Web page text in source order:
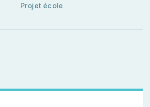
Projet école